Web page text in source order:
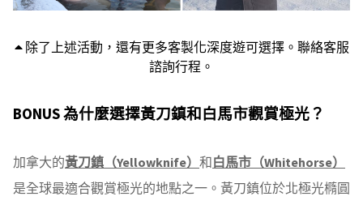
除了上述活動，還有更多客製化深度遊可選擇。聯絡客服
諮詢行程。
BONUS 為什麼選擇黃刀鎮和白馬市觀賞極光？
加拿大的黃刀鎮（Yellowknife） 和白馬市（Whitehorse）
是全球最適合觀賞極光的地點之一。黃刀鎮位於北極光橢圓